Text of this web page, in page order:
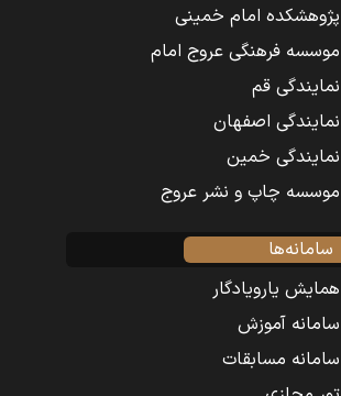
پژوهشکده امام خمینی
موسسه فرهنگی عروج امام
نمایندگی قم
نمایندگی اصفهان
نمایندگی خمین
موسسه چاپ و نشر عروج
سامانه‌ها
همایش یارویادگار
سامانه آموزش
سامانه مسابقات